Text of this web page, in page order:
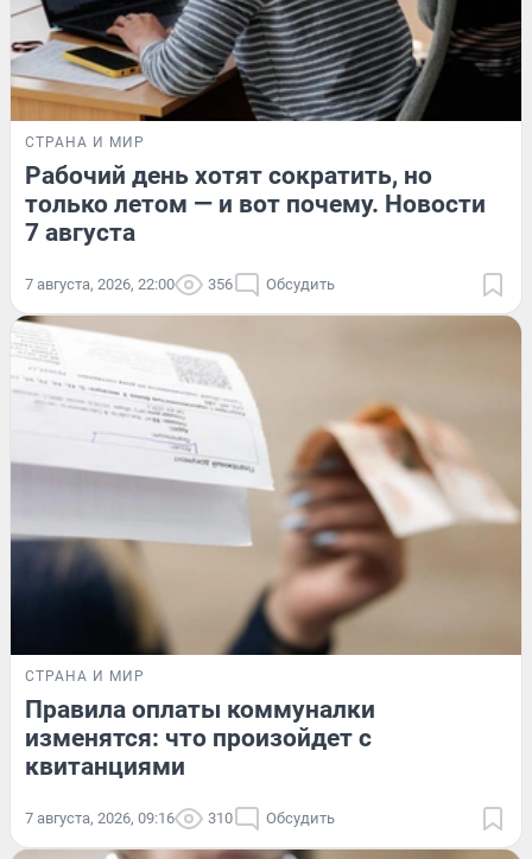
СТРАНА И МИР
Рабочий день хотят сократить, но
только летом — и вот почему. Новости
7 августа
7 августа, 2026, 22:00 356 Обсудить
СТРАНА И МИР
Правила оплаты коммуналки
изменятся: что произойдет с
квитанциями
7 августа, 2026, 09:16 310 Обсудить